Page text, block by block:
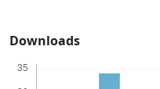
Downloads